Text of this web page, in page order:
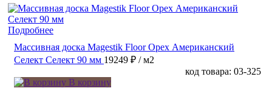
Подробнее
Массивная доска Magestik Floor Орех Американский
Селект Селект 90 мм 19249 ₽ / м2
код товара: 03-325
В корзину